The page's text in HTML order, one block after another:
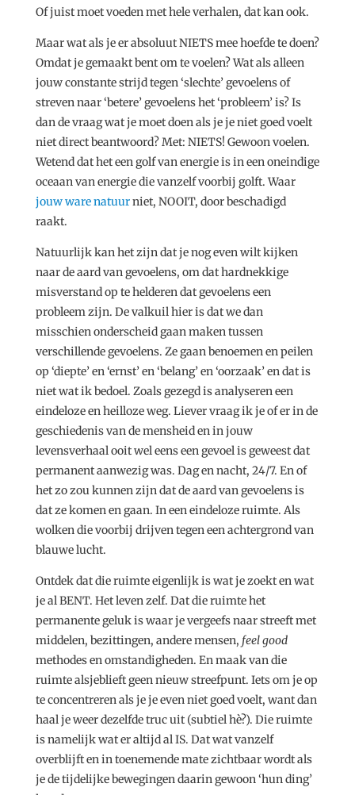
Of juist moet voeden met hele verhalen, dat kan ook.
Maar wat als je er absoluut NIETS mee hoefde te doen?
Omdat je gemaakt bent om te voelen? Wat als alleen
jouw constante strijd tegen ‘slechte’ gevoelens of
streven naar ‘betere’ gevoelens het ‘probleem’ is? Is
dan de vraag wat je moet doen als je je niet goed voelt
niet direct beantwoord? Met: NIETS! Gewoon voelen.
Wetend dat het een golf van energie is in een oneindige
oceaan van energie die vanzelf voorbij golft. Waar
jouw ware natuurniet, NOOIT, door beschadigd
raakt.
Natuurlijk kan het zijn dat je nog even wilt kijken
naar de aard van gevoelens, om dat hardnekkige
misverstand op te helderen dat gevoelens een
probleem zijn. De valkuil hier is dat we dan
misschien onderscheid gaan maken tussen
verschillende gevoelens. Ze gaan benoemen en peilen
op ‘diepte’ en ‘ernst’ en ‘belang’ en ‘oorzaak’ en dat is
niet wat ik bedoel. Zoals gezegd is analyseren een
eindeloze en heilloze weg. Liever vraag ik je of er in de
geschiedenis van de mensheid en in jouw
levensverhaal ooit wel eens een gevoel is geweest dat
permanent aanwezig was. Dag en nacht, 24/7. En of
het zo zou kunnen zijn dat de aard van gevoelens is
dat ze komen en gaan. In een eindeloze ruimte. Als
wolken die voorbij drijven tegen een achtergrond van
blauwe lucht.
Ontdek dat die ruimte eigenlijk is wat je zoekt en wat
je al BENT. Het leven zelf. Dat die ruimte het
permanente geluk is waar je vergeefs naar streeft met
middelen, bezittingen, andere mensen, feel good
methodes en omstandigheden. En maak van die
ruimte alsjeblieft geen nieuw streefpunt. Iets om je op
te concentreren als je je even niet goed voelt, want dan
haal je weer dezelfde truc uit (subtiel hè?). Die ruimte
is namelijk wat er altijd al IS. Dat wat vanzelf
overblijft en in toenemende mate zichtbaar wordt als
je de tijdelijke bewegingen daarin gewoon ‘hun ding’